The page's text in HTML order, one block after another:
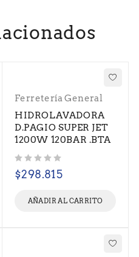
Ferretería General
HIDROLAVADORA
D.PAGIO SUPER JET
1200W 120BAR .BTA
$298.815
AÑADIR AL CARRITO